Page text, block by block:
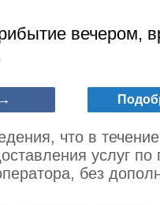
вечером,
что в
услуг по
без